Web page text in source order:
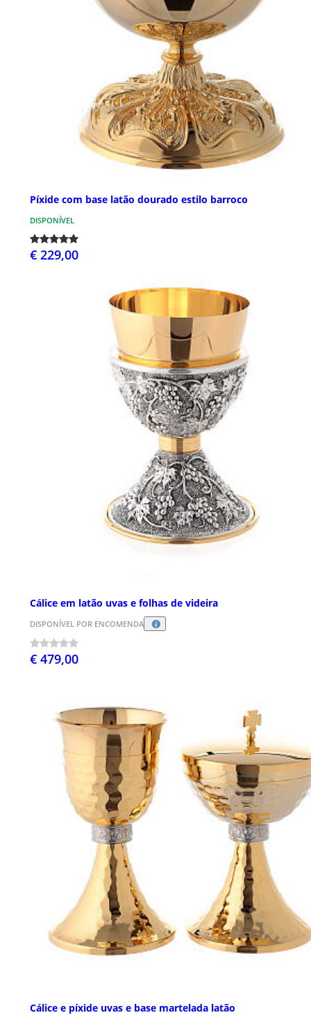
Píxide com base latão dourado estilo barroco
DISPONÍVEL
€ 229,00
Cálice em latão uvas e folhas de videira
DISPONÍVEL POR ENCOMENDA
€ 479,00
Cálice e píxide uvas e base martelada latão